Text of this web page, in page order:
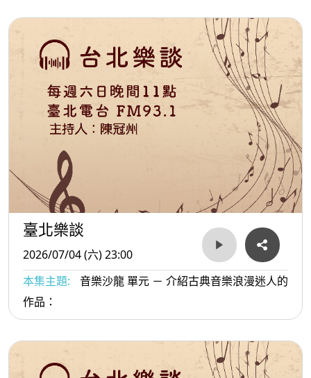
臺北樂談
2026/07/04 (六) 23:00
本集主題:
音樂沙龍 單元 － 介紹古典音樂浪漫迷人的
作品：